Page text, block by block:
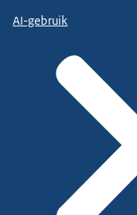
AI-gebruik